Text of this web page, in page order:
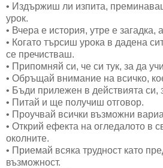
• Издържиш ли изпита,
урок.
• Вчера е история, утре е загадка,
• Когато търсиш урока в дадена
се пречистваш.
• Припомняй си, че си тук, за да
• Обръщай внимание на всичко,
• Бъди прилежен в действията си,
• Питай и ще получиш отговор.
• Проучвай всички възможни
• Открий ефекта на огледалото в
околните.
• Приемай всяка трудност като
възможност.